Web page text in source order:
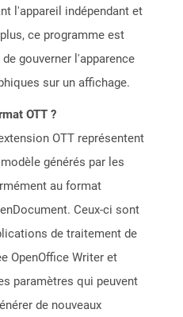
l'appareil indépendant et
ce programme est
gouverner l'apparence
sur un affichage.
OTT ?
OTT représentent
générés par les
au format
Ceux-ci sont
de traitement de
OpenOffice Writer et
paramètres qui peuvent
de nouveaux